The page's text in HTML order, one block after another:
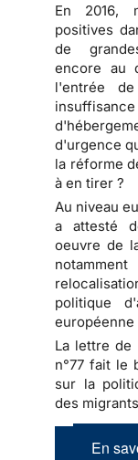
En 2016,
positives
de
encore au
l'entrée
d'urgence
la réforme
à en tirer ?
Au niveau
a attesté
oeuvre de
politique
La lettre de
n°77 fait le
sur la
des
En